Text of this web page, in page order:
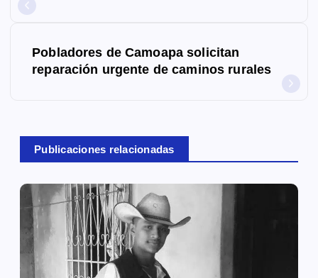
ó
e
Pobladores de Camoapa solicitan
reparación urgente de caminos rurales
Publicaciones relacionadas